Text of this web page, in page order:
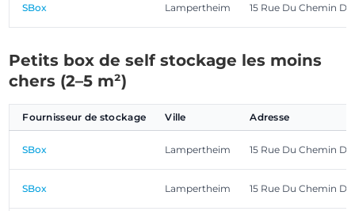
SBox Lampertheim 15 Rue Du Chemin De
Petits box de self stockage les moins
chers (2–5 m²)
Fournisseur de stockage Ville Adresse
SBox Lampertheim 15 Rue Du Chemin De
SBox Lampertheim 15 Rue Du Chemin De